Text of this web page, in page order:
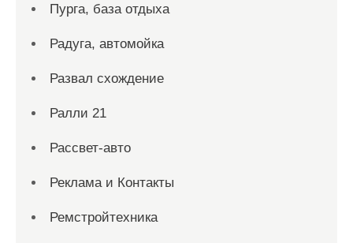
Пурга, база отдыха
Радуга, автомойка
Развал схождение
Ралли 21
Рассвет-авто
Реклама и Контакты
Ремстройтехника